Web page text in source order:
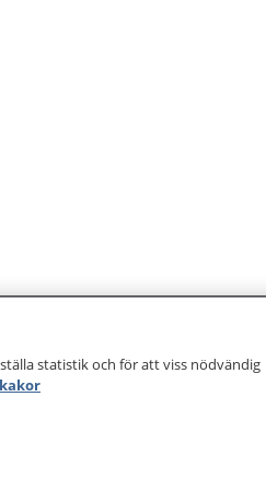
statistik och för att viss nödvändig